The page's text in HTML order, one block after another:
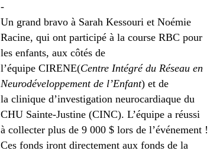
-
Un grand bravo à Sarah Kessouri et Noémie
Racine, qui ont participé à la course RBC pour
les enfants, aux côtés de
l’équipe CIRENE(Centre Intégré du Réseau en
Neurodéveloppement de l’Enfant) et de
la clinique d’investigation neurocardiaque du
CHU Sainte-Justine (CINC). L’équipe a réussi
à collecter plus de 9 000 $ lors de l’événement !
Ces fonds iront directement aux fonds de la